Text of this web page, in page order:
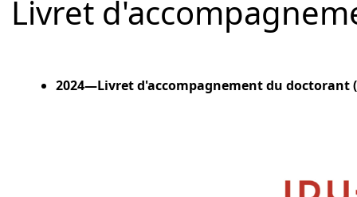
Livret
2024—Livret d'accompagnement du